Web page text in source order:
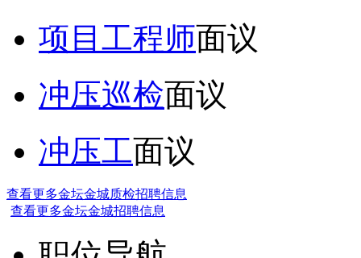
项目工程师面议
冲压巡检面议
冲压工面议
查看更多金坛金城质检招聘信息
查看更多金坛金城招聘信息